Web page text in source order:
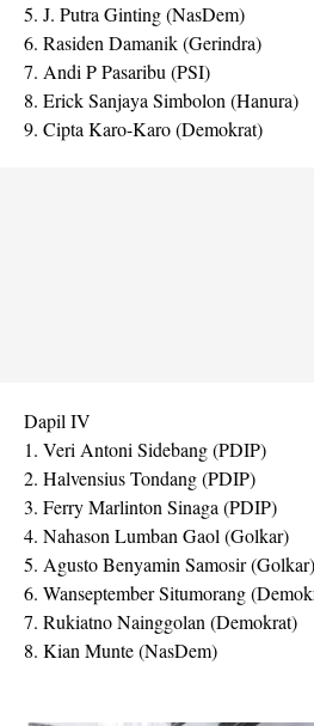
5. J. Putra Ginting (NasDem)
6. Rasiden Damanik (Gerindra)
7. Andi P Pasaribu (PSI)
8. Erick Sanjaya Simbolon (Hanura)
9. Cipta Karo-Karo (Demokrat)
Dapil IV
1. Veri Antoni Sidebang (PDIP)
2. Halvensius Tondang (PDIP)
3. Ferry Marlinton Sinaga (PDIP)
4. Nahason Lumban Gaol (Golkar)
5. Agusto Benyamin Samosir (Golkar)
6. Wanseptember Situmorang
7. Rukiatno Nainggolan (Demokrat)
8. Kian Munte (NasDem)